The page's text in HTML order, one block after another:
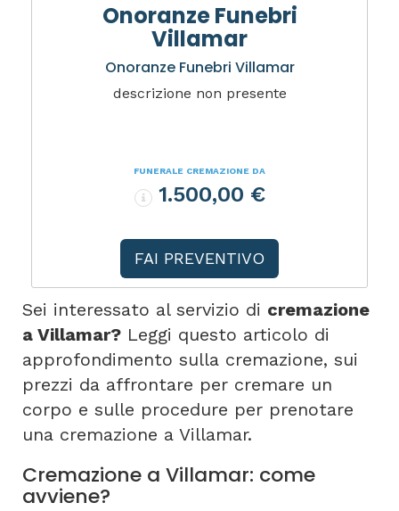
Onoranze Funebri
Villamar
Onoranze Funebri Villamar
descrizione non presente
FUNERALE CREMAZIONE DA
1.500,00 €
FAI PREVENTIVO
Sei interessato al servizio di cremazione
a Villamar? Leggi questo articolo di
approfondimento sulla cremazione, sui
prezzi da affrontare per cremare un
corpo e sulle procedure per prenotare
una cremazione a Villamar.
Cremazione a Villamar: come
avviene?